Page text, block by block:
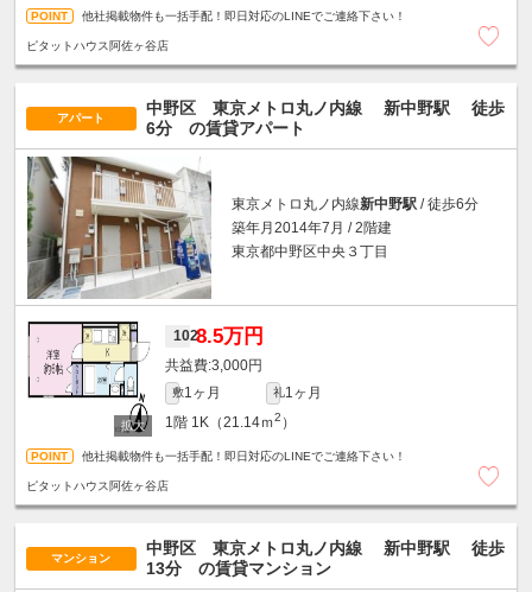
他社掲載物件も一括手配！即日対応のLINEでご連絡下さい！
ピタットハウス阿佐ヶ谷店
アパート
中野区 東京メトロ丸ノ内線 新中野駅
徒歩
6分 の賃貸アパート
東京メトロ丸ノ内線新中野駅 / 徒歩6分
築年月2014年7月 / 2階建
東京都中野区中央３丁目
1028.5万円
3,000円
敷1ヶ月 礼1ヶ月
1階 1K（21.14ｍ2 ）
他社掲載物件も一括手配！即日対応のLINEでご連絡下さい！
ピタットハウス阿佐ヶ谷店
マンション
中野区 東京メトロ丸ノ内線 新中野駅
徒歩
13分 の賃貸マンション